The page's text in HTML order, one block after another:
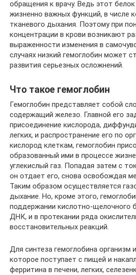
обращения к врачу. Ведь этот
жизненно важных функций, в числе
тканевого дыхания. Поэтому при
концентрации в крови возникают
выраженности изменения в
случаях низкий гемоглобин может
развития серьезных осложнений.
Что такое гемоглобин
Гемоглобин представляет собой
содержащий железо. Главной его
присоединение кислорода,
легких, и распространение его по
кислород клеткам, гемоглобин
образованный ими в процессе
углекислый газ. Попадая затем с
он отдает его, снова освобождая
Таким образом осуществляется
дыхание. Но, кроме этого,
поддержании кислотно-щелочного
ДНК, и в протекании ряда
восстановительных реакций.
Для синтеза гемоглобина организм
которое поступает с пищей и
ферритина в печени, легких,